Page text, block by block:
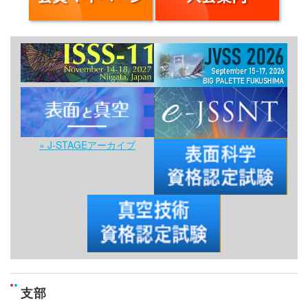
» J-STAGEアーカイブ
支部